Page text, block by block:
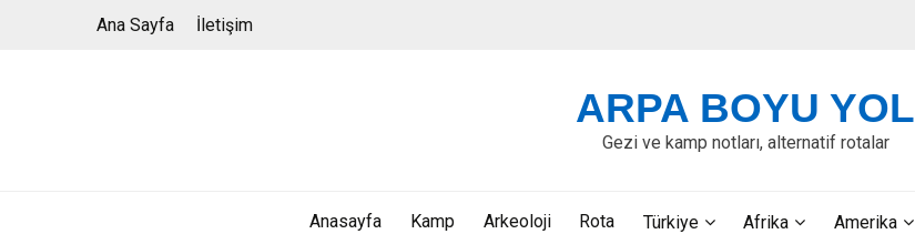
Ana Sayfa İletişim
ARPA BOYU YOL
Gezi ve kamp notları, alternatif rotalar
Anasayfa Kamp Arkeoloji Rota Türkiye Afrika Amerika